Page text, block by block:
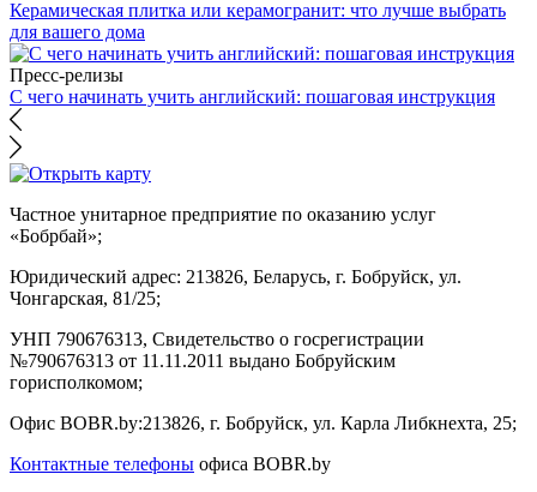
Керамическая плитка или керамогранит: что лучше выбрать
для вашего дома
Пресс-релизы
С чего начинать учить английский: пошаговая инструкция
Частное унитарное предприятие по оказанию услуг
«Бобрбай»;
Юридический адрес: 213826, Беларусь, г. Бобруйск, ул.
Чонгарская, 81/25;
УНП 790676313, Свидетельство о госрегистрации
№790676313 от 11.11.2011 выдано Бобруйским
горисполкомом;
Офис BOBR.by:213826, г. Бобруйск, ул. Карла Либкнехта, 25;
Контактные телефоны офиса BOBR.by